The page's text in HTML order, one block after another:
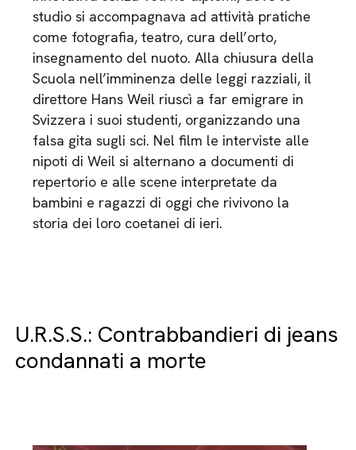
studio si accompagnava ad attività pratiche
come fotografia, teatro, cura dell’orto,
insegnamento del nuoto. Alla chiusura della
Scuola nell’imminenza delle leggi razziali, il
direttore Hans Weil riuscì a far emigrare in
Svizzera i suoi studenti, organizzando una
falsa gita sugli sci. Nel film le interviste alle
nipoti di Weil si alternano a documenti di
repertorio e alle scene interpretate da
bambini e ragazzi di oggi che rivivono la
storia dei loro coetanei di ieri.
U.R.S.S.: Contrabbandieri di jeans
condannati a morte